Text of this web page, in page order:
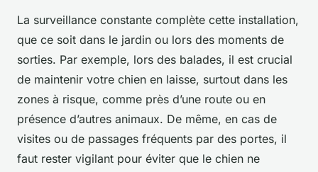
La surveillance constante complète cette installation,
que ce soit dans le jardin ou lors des moments de
sorties. Par exemple, lors des balades, il est crucial
de maintenir votre chien en laisse, surtout dans les
zones à risque, comme près d’une route ou en
présence d’autres animaux. De même, en cas de
visites ou de passages fréquents par des portes, il
faut rester vigilant pour éviter que le chien ne